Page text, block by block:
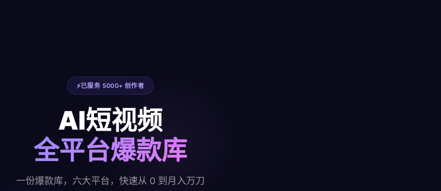
已服务 5000+ 创作者
AI短视频
全平台爆款库
一份爆款库，六大平台，快速从 0 到月入万刀